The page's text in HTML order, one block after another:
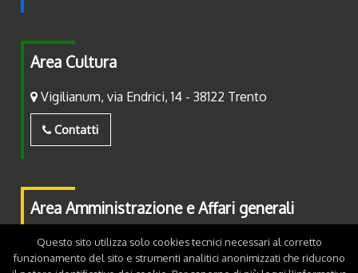
Area Cultura
Vigilianum, via Endrici, 14 - 38122 Trento
Contatti
Area Amministrazione e Affari generali
Piazza Fiera, 2 - 38122 Trento
Questo sito utilizza solo cookies tecnici necessari al corretto
funzionamento del sito e strumenti analitici anonimizzati che riducono